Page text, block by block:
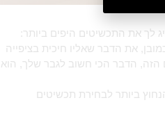
לך את התכשיטים היפים ביותר:
את הדבר שאליו חיכית בציפייה
הזה, הדבר הכי חשוב לגבר שלך, הוא
ביותר לבחירת תכשיטים